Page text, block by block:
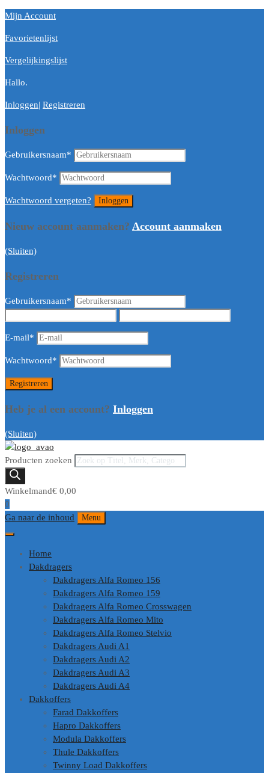
Mijn Account
Favorietenlijst
Vergelijkingslijst
Hallo.
Inloggen| Registreren
Inloggen
Gebruikersnaam*
Wachtwoord*
Wachtwoord vergeten?
Nieuw account aanmaken? Account aanmaken
(Sluiten)
Registreren
Gebruikersnaam*
E-mail*
Wachtwoord*
Heb je al een account? Inloggen
(Sluiten)
Producten zoeken
Winkelmand€ 0,00
0
Ga naar de inhoud
Menu
Home
Dakdragers
Dakdragers Alfa Romeo 156
Dakdragers Alfa Romeo 159
Dakdragers Alfa Romeo Crosswagen
Dakdragers Alfa Romeo Mito
Dakdragers Alfa Romeo Stelvio
Dakdragers Audi A1
Dakdragers Audi A2
Dakdragers Audi A3
Dakdragers Audi A4
Dakkoffers
Farad Dakkoffers
Hapro Dakkoffers
Modula Dakkoffers
Thule Dakkoffers
Twinny Load Dakkoffers